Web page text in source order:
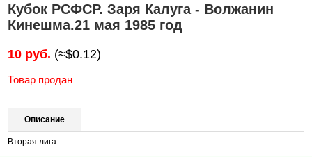
Кубок РСФСР. Заря Калуга - Волжанин
Кинешма.21 мая 1985 год
10 руб. (≈$0.12)
Товар продан
Описание
Вторая лига